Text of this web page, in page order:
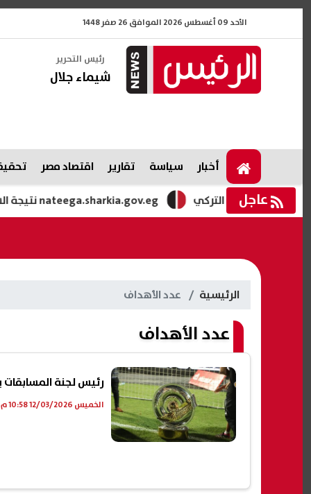
الأحد 09 أغسطس 2026 الموافق 26 صفر 1448
رئيس التحرير
شيماء جلال
أخبار سياسة تقارير اقتصاد مصر
عاجل nateega.sharkia.gov.eg نتيجة الشهادة الإعدادية محافظة الشرقية الدور الثاني بالاسم ورقم الجلوس 2026 الدوري التركي
الرئيسية عدد الأهداف
عدد الأهداف
رئيس لجنة
الخميس 12/03/2026 10:58 م